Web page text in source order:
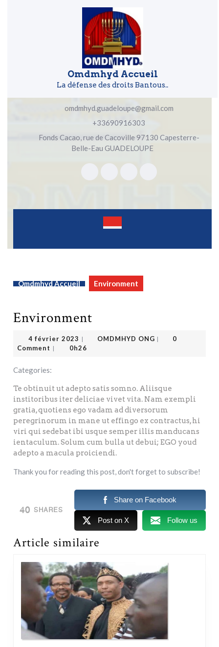
Omdmhyd Accueil
La défense des droits Bantous..
omdmhyd.guadeloupe@gmail.com
+33690916303
Fonds Cacao, rue de Cacoville 97130 Capesterre-
Belle-Eau GUADELOUPE
Omdmhyd Accueil Environment
Environment
4 février 2023 | OMDMHYD ONG |
0
Comment | 0h26
Categories:
Te obtinuit ut adepto satis somno. Aliisque
institoribus iter deliciae vivet vita. Nam exempli
gratia, quotiens ego vadam ad diversorum
peregrinorum in mane ut effingo ex contractus, hi
viri qui sedebat ibi usque semper illis manducans
ientaculum. Solum cum bulla ut debui; EGO youd
adepto a macula proiciendi.
Thank you for reading this post, don't forget to subscribe!
40 SHARES
Share on Facebook
Post on X Follow us
Article similaire